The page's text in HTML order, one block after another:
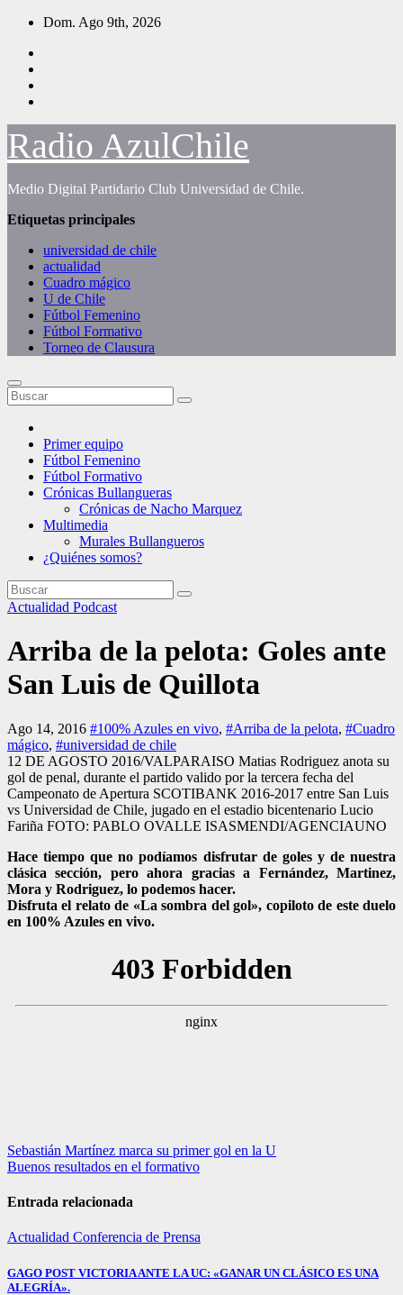
Saltar
contenido
Dom. Ago 9th, 2026
Radio AzulChile
Medio Digital Partidario Club Universidad de Chile.
Etiquetas principales
universidad de chile
actualidad
Cuadro mágico
U de Chile
Fútbol Femenino
Fútbol Formativo
Torneo de Clausura
Primer equipo
Fútbol Femenino
Fútbol Formativo
Crónicas Bullangueras
Crónicas de Nacho Marquez
Multimedia
Murales Bullangueros
¿Quiénes somos?
Actualidad Podcast
Arriba de la pelota: Goles ante
San Luis de Quillota
Ago 14, 2016 #100% Azules en vivo, #Arriba de la pelota, #Cuadro
mágico, #universidad de chile
12 DE AGOSTO 2016/VALPARAISO Matias Rodriguez anota su
gol de penal, durante el partido valido por la tercera fecha del
Campeonato de Apertura SCOTIBANK 2016-2017 entre San Luis
vs Universidad de Chile, jugado en el estadio bicentenario Lucio
Fariña FOTO: PABLO OVALLE ISASMENDI/AGENCIAUNO
Hace tiempo que no podíamos disfrutar de goles y de nuestra
clásica sección, pero ahora gracias a Fernández, Martinez,
Mora y Rodriguez, lo podemos hacer.
Disfruta el relato de «La sombra del gol», copiloto de este duelo
en 100% Azules en vivo.
Navegación
de
entradas
Sebastián Martínez marca su primer gol en la U
Buenos resultados en el formativo
Entrada relacionada
Actualidad Conferencia de Prensa
GAGO POST VICTORIA ANTE LA UC: «GANAR UN CLÁSICO ES UNA
ALEGRÍA».